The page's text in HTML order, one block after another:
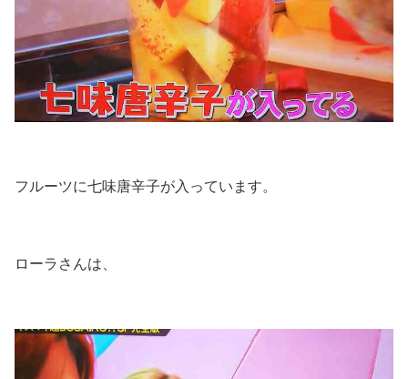
フルーツに七味唐辛子が入っています。
ローラさんは、